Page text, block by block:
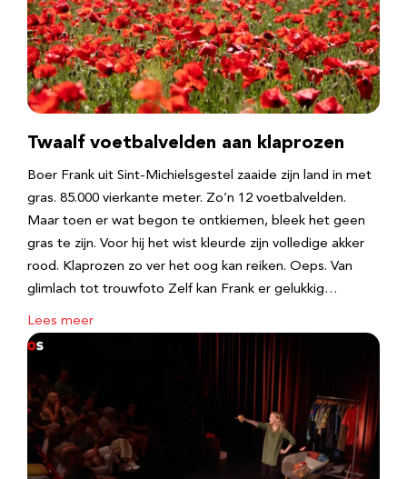
Twaalf voetbalvelden aan klaprozen
Boer Frank uit Sint-Michielsgestel zaaide zijn land in met
gras. 85.000 vierkante meter. Zo’n 12 voetbalvelden.
Maar toen er wat begon te ontkiemen, bleek het geen
gras te zijn. Voor hij het wist kleurde zijn volledige akker
rood. Klaprozen zo ver het oog kan reiken. Oeps. Van
glimlach tot trouwfoto Zelf kan Frank er gelukkig…
Lees meer